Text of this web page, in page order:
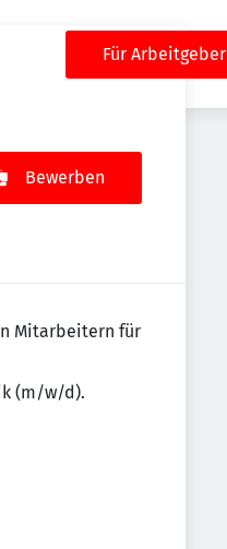
Für Arbeitgeber
Bewerben
Mitarbeitern für
(m/w/d).